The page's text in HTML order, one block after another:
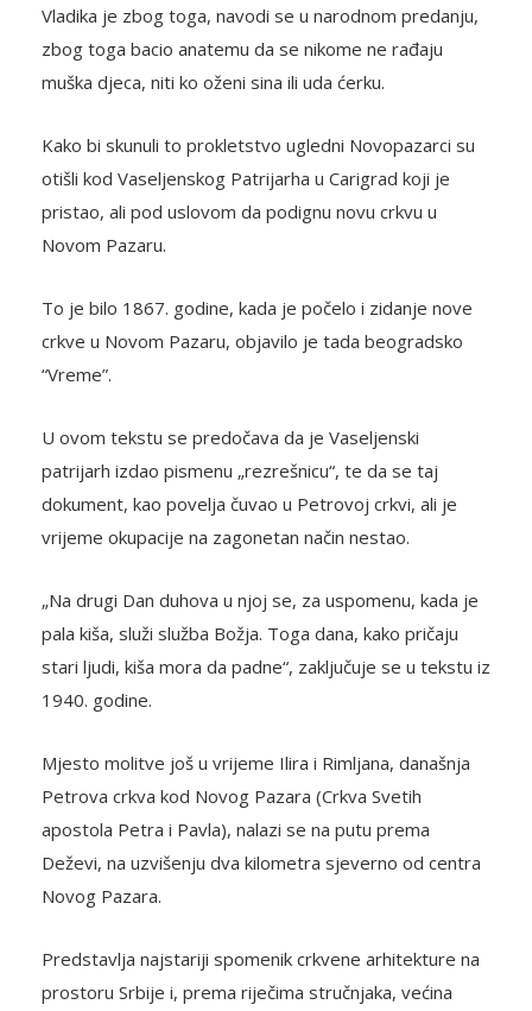
Vladika je zbog toga, navodi se u narodnom predanju,
zbog toga bacio anatemu da se nikome ne rađaju
muška djeca, niti ko oženi sina ili uda ćerku.
Kako bi skunuli to prokletstvo ugledni Novopazarci su
otišli kod Vaseljenskog Patrijarha u Carigrad koji je
pristao, ali pod uslovom da podignu novu crkvu u
Novom Pazaru.
To je bilo 1867. godine, kada je počelo i zidanje nove
crkve u Novom Pazaru, objavilo je tada beogradsko
“Vreme”.
U ovom tekstu se predočava da je Vaseljenski
patrijarh izdao pismenu „rezrešnicu“, te da se taj
dokument, kao povelja čuvao u Petrovoj crkvi, ali je
vrijeme okupacije na zagonetan način nestao.
„Na drugi Dan duhova u njoj se, za uspomenu, kada je
pala kiša, služi služba Božja. Toga dana, kako pričaju
stari ljudi, kiša mora da padne“, zaključuje se u tekstu iz
1940. godine.
Mjesto molitve još u vrijeme Ilira i Rimljana, današnja
Petrova crkva kod Novog Pazara (Crkva Svetih
apostola Petra i Pavla), nalazi se na putu prema
Deževi, na uzvišenju dva kilometra sjeverno od centra
Novog Pazara.
Predstavlja najstariji spomenik crkvene arhitekture na
prostoru Srbije i, prema riječima stručnjaka, većina